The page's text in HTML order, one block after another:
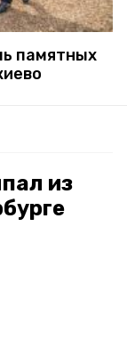
памятных
из